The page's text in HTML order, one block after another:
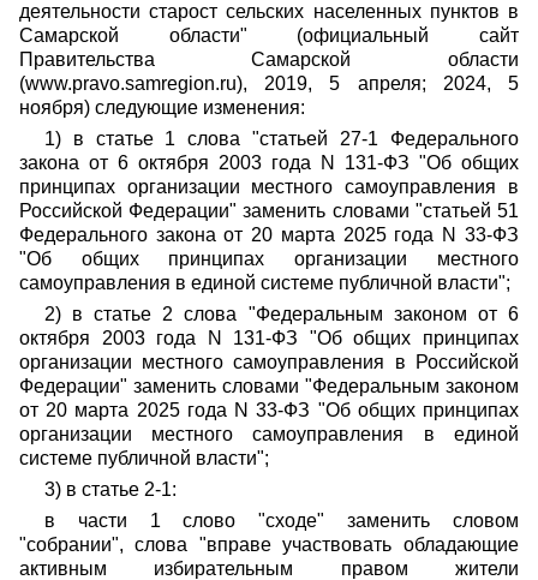
деятельности старост сельских населенных пунктов в
Самарской области" (официальный сайт
Правительства Самарской области
(www.pravo.samregion.ru), 2019, 5 апреля; 2024, 5
ноября) следующие изменения:
1) в статье 1 слова "статьей 27-1 Федерального
закона от 6 октября 2003 года N 131-ФЗ "Об общих
принципах организации местного самоуправления в
Российской Федерации" заменить словами "статьей 51
Федерального закона от 20 марта 2025 года N 33-ФЗ
"Об общих принципах организации местного
самоуправления в единой системе публичной власти";
2) в статье 2 слова "Федеральным законом от 6
октября 2003 года N 131-ФЗ "Об общих принципах
организации местного самоуправления в Российской
Федерации" заменить словами "Федеральным законом
от 20 марта 2025 года N 33-ФЗ "Об общих принципах
организации местного самоуправления в единой
системе публичной власти";
3) в статье 2-1:
в части 1 слово "сходе" заменить словом
"собрании", слова "вправе участвовать обладающие
активным избирательным правом жители